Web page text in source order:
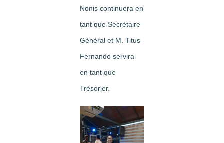
Nonis continuera en
tant que Secrétaire
Général et M. Titus
Fernando servira
en tant que
Trésorier.